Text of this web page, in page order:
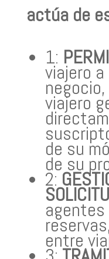
actúa de
1:
viajero
viajero
de su
de su
2:
entre